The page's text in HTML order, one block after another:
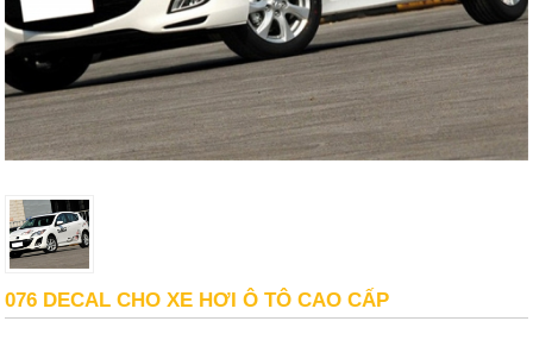
076 DECAL CHO XE HƠI Ô TÔ CAO CẤP